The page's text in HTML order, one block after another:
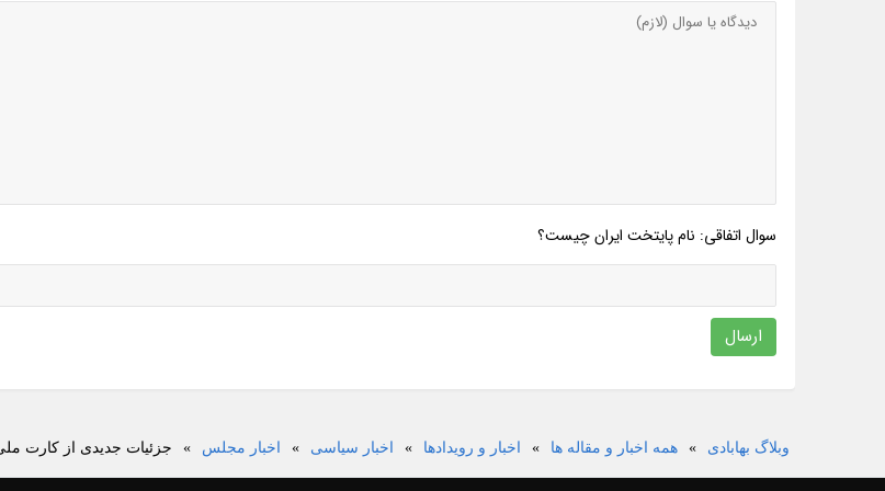
سوال اتفاقی: نام پایتخت ایران چیست؟
ارسال
وبلاگ بهابادی » همه اخبار و مقاله ها » اخبار و رویدادها » اخبار سیاسی » اخبار مجلس » جزئیات جدیدی از کارت